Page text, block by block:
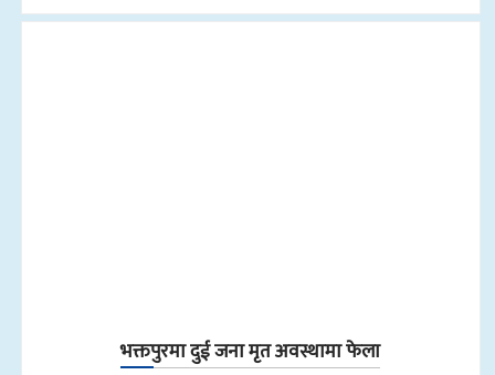
भक्तपुरमा दुई जना मृत अवस्थामा फेला